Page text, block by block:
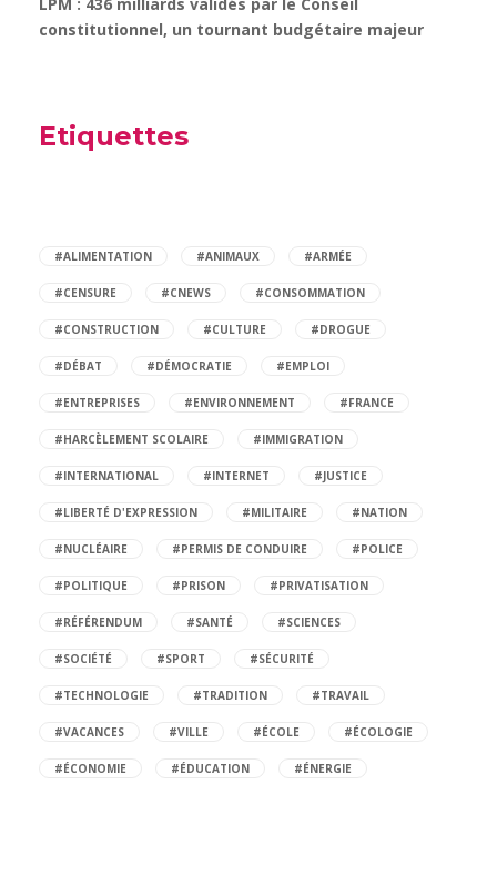
constitutionnel, un tournant budgétaire majeur
Etiquettes
#ALIMENTATION #ANIMAUX #ARMÉE
#CENSURE #CNEWS #CONSOMMATION
#CONSTRUCTION #CULTURE #DROGUE
#DÉBAT #DÉMOCRATIE #EMPLOI
#ENTREPRISES #ENVIRONNEMENT #FRANCE
#HARCÈLEMENT SCOLAIRE #IMMIGRATION
#INTERNATIONAL #INTERNET #JUSTICE
#LIBERTÉ D'EXPRESSION #MILITAIRE #NATION
#NUCLÉAIRE #PERMIS DE CONDUIRE #POLICE
#POLITIQUE #PRISON #PRIVATISATION
#RÉFÉRENDUM #SANTÉ #SCIENCES
#SOCIÉTÉ #SPORT #SÉCURITÉ
#TECHNOLOGIE #TRADITION #TRAVAIL
#VACANCES #VILLE #ÉCOLE #ÉCOLOGIE
#ÉCONOMIE #ÉDUCATION #ÉNERGIE